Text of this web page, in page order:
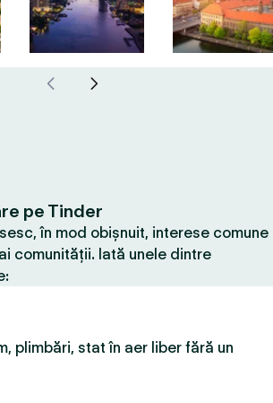
pe Tinder
în mod obișnuit, interese comune
comunității. Iată unele dintre
plimbări, stat în aer liber fără un